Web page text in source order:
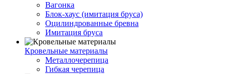
Вагонка
Блок-хаус (имитация бруса)
Оцилиндрованные бревна
Имитация бруса
Кровельные материалы
Металлочерепица
Гибкая черепица